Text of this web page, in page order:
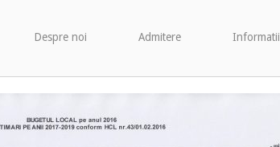
Despre noi Admitere Informatii